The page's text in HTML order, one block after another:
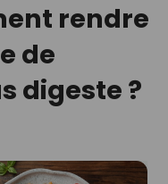
rendre
de
digeste ?